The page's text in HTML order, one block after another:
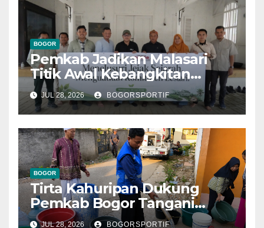
BOGOR
Pemkab Jadikan Malasari
Titik Awal Kebangkitan
Bogor, PPLI Perkuat
Komitmen Lestarikan Alam
dan Warisan Sejarah
JUL 28, 2026 BOGORSPORTIF
BOGOR
Tirta Kahuripan Dukung
Pemkab Bogor Tangani
Dampak Kemarau
JUL 28, 2026 BOGORSPORTIF